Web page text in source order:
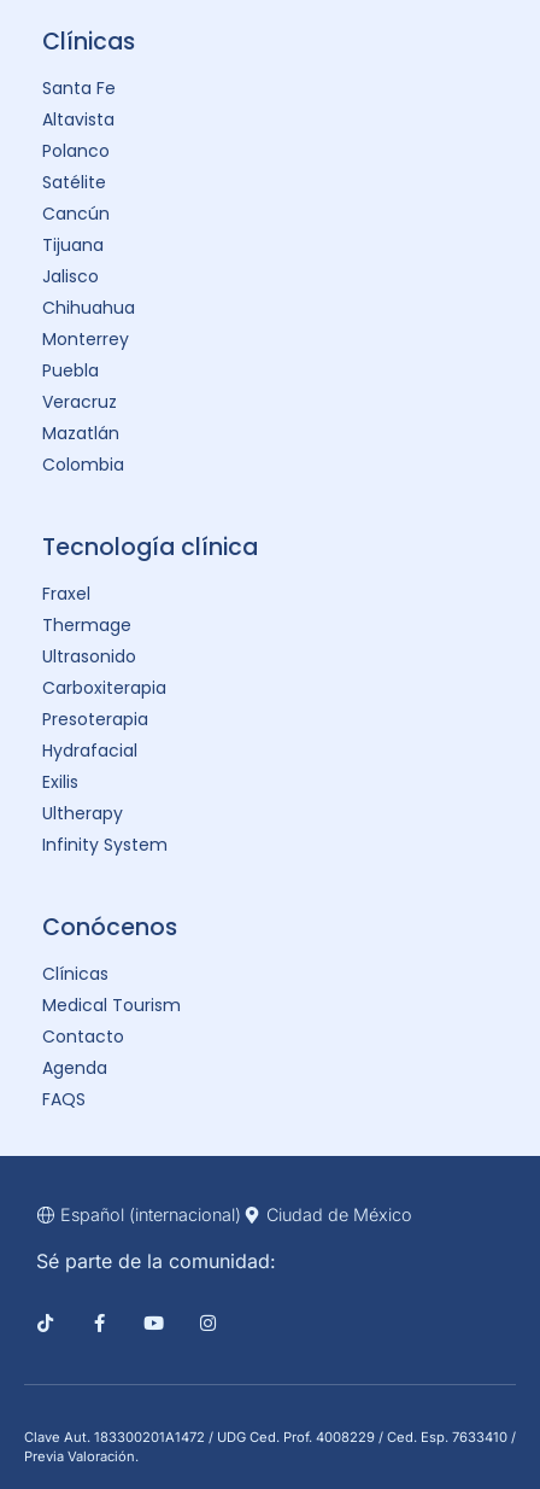
Clínicas
Santa Fe
Altavista
Polanco
Satélite
Cancún
Tijuana
Jalisco
Chihuahua
Monterrey
Puebla
Veracruz
Mazatlán
Colombia
Tecnología clínica
Fraxel
Thermage
Ultrasonido
Carboxiterapia
Presoterapia
Hydrafacial
Exilis
Ultherapy
Infinity System
Conócenos
Clínicas
Medical Tourism
Contacto
Agenda
FAQS
Español (internacional) Ciudad de México
Sé parte de la comunidad:
Clave Aut. 183300201A1472 / UDG Ced. Prof. 4008229 / Ced. Esp. 7633410 /
Previa Valoración.